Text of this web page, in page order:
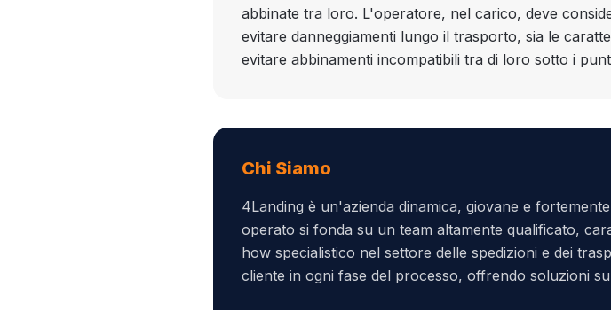
abbinate tra loro. L'operatore, nel carico, deve
evitare danneggiamenti lungo il trasporto, sia le
evitare abbinamenti incompatibili tra di loro sotto i
Chi Siamo
4Landing è un'azienda dinamica, giovane e
operato si fonda su un team altamente qualificato,
how specialistico nel settore delle spedizioni e dei
cliente in ogni fase del processo, offrendo soluzioni